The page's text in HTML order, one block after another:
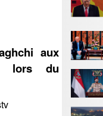
aux
lors du